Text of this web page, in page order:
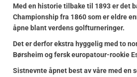
Med en historie tilbake til 1893 er det
Championship fra 1860 som er eldre
åpne blant verdens golfturneringer.
Det er derfor ekstra hyggelig med to
Børsheim og fersk europatour-rookie
Sistnevnte åpnet best av våre med en